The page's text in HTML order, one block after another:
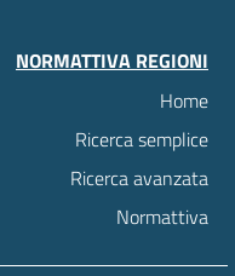
NORMATTIVA REGIONI
Home
Ricerca semplice
Ricerca avanzata
Normattiva